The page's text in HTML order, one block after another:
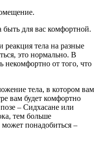
для вас комфортной.
тела на разные
это нормально. В
некомфортно от того, что
тела, в котором вам
вам будет комфортно
– Сидхасане или
тем больше
понадобиться –